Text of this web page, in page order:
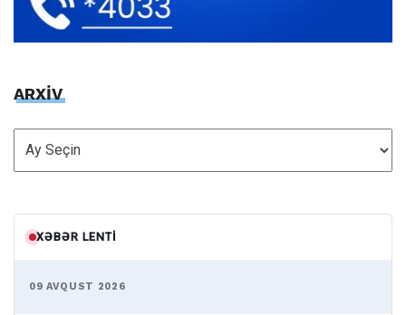
ARXİV
ARXİV
XƏBƏR LENTI
09 AVQUST 2026